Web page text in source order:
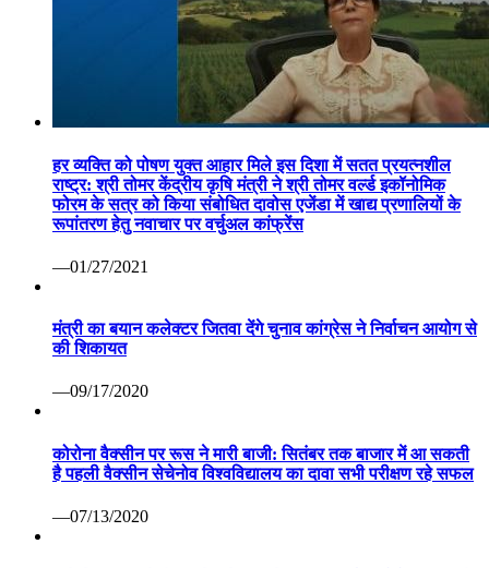
हर व्यक्ति को पोषण युक्त आहार मिले इस दिशा में सतत प्रयत्नशील
राष्ट्र: श्री तोमर केंद्रीय कृषि मंत्री ने श्री तोमर वर्ल्ड इकॉनोमिक
फोरम के सत्र को किया संबोधित दावोस एजेंडा में खाद्य प्रणालियों के
रूपांतरण हेतु नवाचार पर वर्चुअल कांफ्रेंस
—01/27/2021
मंत्री का बयान कलेक्टर जितवा देंगे चुनाव कांग्रेस ने निर्वाचन आयोग से
की शिकायत
—09/17/2020
कोरोना वैक्सीन पर रूस ने मारी बाजी: सितंबर तक बाजार में आ सकती
है पहली वैक्सीन सेचेनोव विश्वविद्यालय का दावा सभी परीक्षण रहे सफल
—07/13/2020